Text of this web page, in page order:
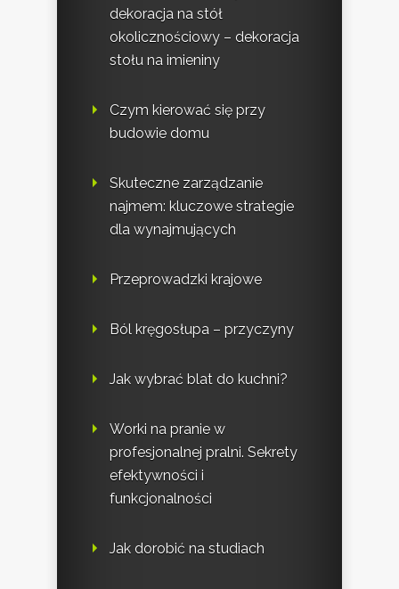
dekoracja na stół
okolicznościowy – dekoracja
stołu na imieniny
Czym kierować się przy
budowie domu
Skuteczne zarządzanie
najmem: kluczowe strategie
dla wynajmujących
Przeprowadzki krajowe
Ból kręgosłupa – przyczyny
Jak wybrać blat do kuchni?
Worki na pranie w
profesjonalnej pralni. Sekrety
efektywności i
funkcjonalności
Jak dorobić na studiach